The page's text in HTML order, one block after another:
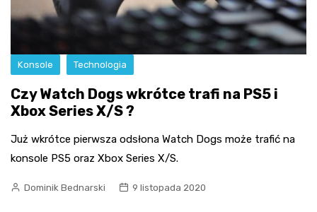
Konsole Technologia
Czy Watch Dogs wkrótce trafi na PS5 i
Xbox Series X/S ?
Już wkrótce pierwsza odsłona Watch Dogs może trafić na
konsole PS5 oraz Xbox Series X/S.
Dominik Bednarski 9 listopada 2020